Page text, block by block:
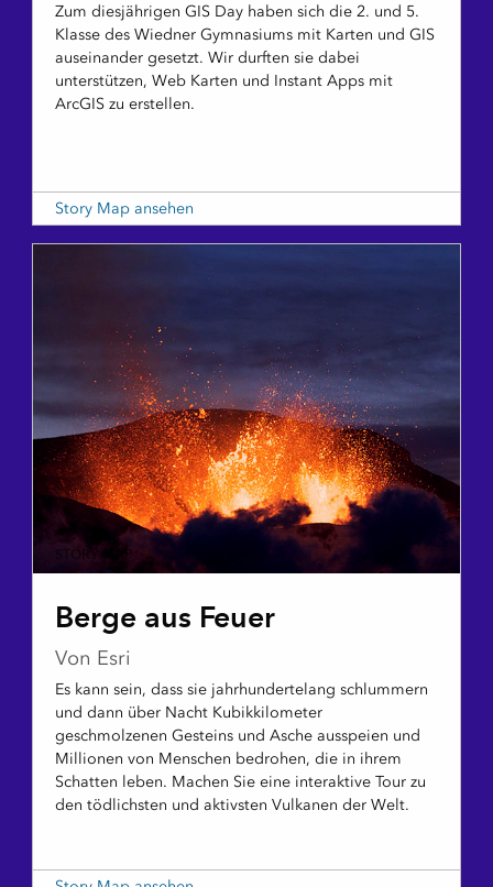
Zum diesjährigen GIS Day haben sich die 2. und 5.
Klasse des Wiedner Gymnasiums mit Karten und GIS
auseinander gesetzt. Wir durften sie dabei
unterstützen, Web Karten und Instant Apps mit
ArcGIS zu erstellen.
Story Map ansehen
STORY MAP
Berge aus Feuer
Von Esri
Es kann sein, dass sie jahrhundertelang schlummern
und dann über Nacht Kubikkilometer
geschmolzenen Gesteins und Asche ausspeien und
Millionen von Menschen bedrohen, die in ihrem
Schatten leben. Machen Sie eine interaktive Tour zu
den tödlichsten und aktivsten Vulkanen der Welt.